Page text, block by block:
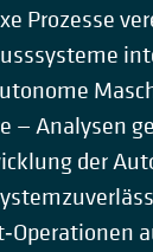
Prozesse
— Analysen
der